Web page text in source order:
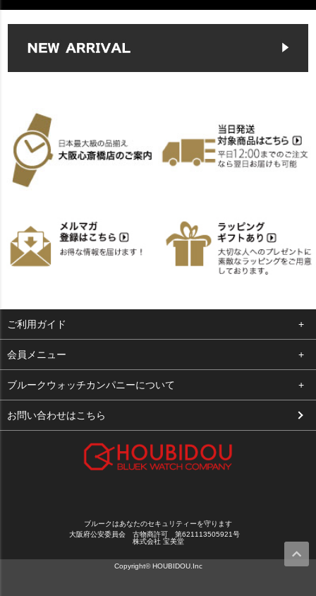
ご利用ガイド
よくある質問
支払い・送料
お客様の声
会員メニュー
ログイン
お気に入り
ブルークウォッチカンパニーについて
会社概要
お問い合わせはこちら
ブルークはあなたのセキュリティーを守ります
大阪府公安委員会 古物商許可 第621113505921号
株式会社 宝美堂
Copyright© HOUBIDOU.Inc